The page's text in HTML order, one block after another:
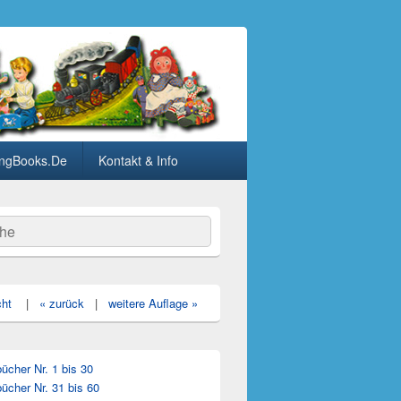
Kontakt & Info
| « zurück | weitere Auflage »
Nr. 1 bis 30
Nr. 31 bis 60